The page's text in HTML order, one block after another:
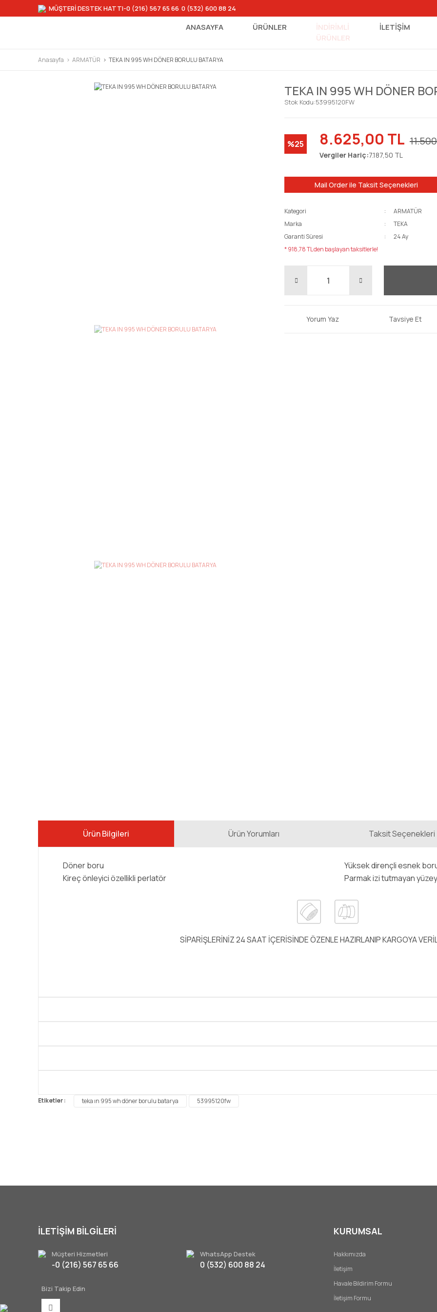
MÜŞTERİ DESTEK HATTI-0 (216) 567 65 66-0 (532) 600 88 24
ANASAYFA ÜRÜNLER
İNDİRİMLİ
ÜRÜNLER
İLETİŞİM
Anasayfa ARMATÜR TEKA IN 995 WH DÖNER BORULU BATARYA
TEKA IN 995 WH DÖNER
Stok Kodu:53995120FW
%25 8.625,00 TL
Vergiler Hariç:7.187,50 TL
Mail Order ile Taksit Seçenekleri
Kategori
ARMATÜR
Marka
TEKA
Garanti Süresi
24 Ay
* 918,78 TL den başlayan taksitlerle!
Yorum Yaz Tavsiye Et
Ürün Bilgileri Ürün Yorumları Taksit Seçenekleri
Döner boru
Kireç önleyici özellikli perlatör
Yüksek dirençli esnek
Parmak izi tutmayan yüzey
SİPARİŞLERİNİZ 24 SAAT İÇERİSİNDE ÖZENLE HAZIRLANIP KARGOYA
Gönder
Etiketler : teka ın 995 wh döner borulu batarya 53995120fw
İLETİŞİM BİLGİLERİ
Müşteri Hizmetleri
-0 (216) 567 65 66
WhatsApp Destek
0 (532) 600 88 24
Bizi Takip Edin
KURUMSAL
Hakkımızda
İletişim
Havale Bildirim Formu
İletişim Formu